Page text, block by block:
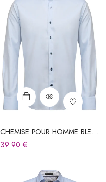
CHEMISE POUR HOMME BLEU
CIEL
39.90€